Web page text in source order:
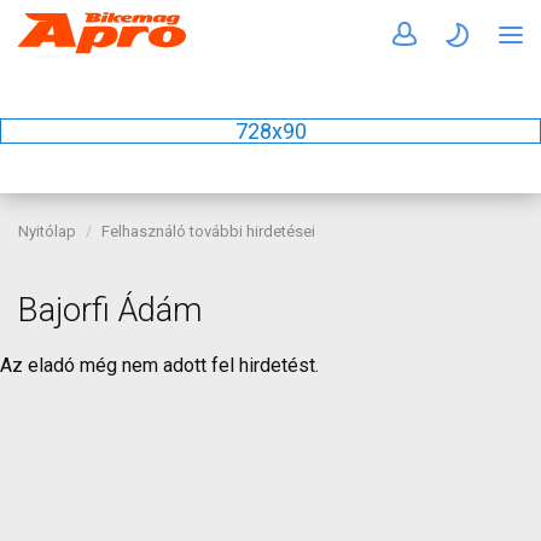
728x90
Nyitólap Felhasználó további hirdetései
Bajorfi Ádám
Az eladó még nem adott fel hirdetést.